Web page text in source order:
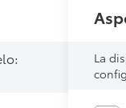
La